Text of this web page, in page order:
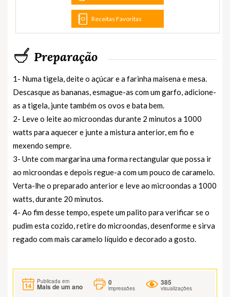
Receitas Favoritas
Preparação
1- Numa tigela, deite o açúcar e a farinha maisena e mesa.
Descasque as bananas, esmague-as com um garfo, adicione-
as a tigela, junte também os ovos e bata bem.
2- Leve o leite ao microondas durante 2 minutos a 1000
watts para aquecer e junte a mistura anterior, em fio e
mexendo sempre.
3- Unte com margarina uma forma rectangular que possa ir
ao microondas e depois regue-a com um pouco de caramelo.
Verta-lhe o preparado anterior e leve ao microondas a 1000
watts, durante 20 minutos.
4- Ao fim desse tempo, espete um palito para verificar se o
pudim esta cozido, retire do microondas, desenforme e sirva
regado com mais caramelo líquido e decorado a gosto.
Publicada em
Mais de um ano
0
impressões
385
visualizações